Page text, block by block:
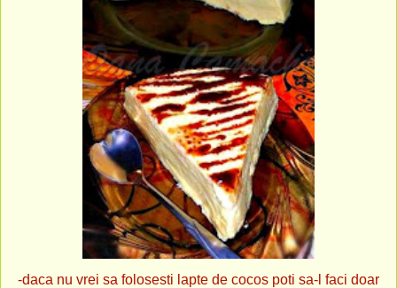
-daca nu vrei sa folosesti lapte de cocos poti sa-l faci doar